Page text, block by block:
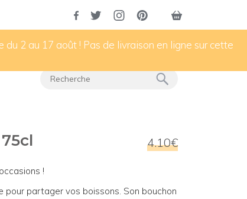
du 2 au 17 août ! Pas de livraison en ligne sur cette
4.10€
!
partager vos boissons. Son bouchon